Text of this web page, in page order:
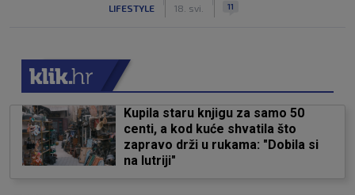
LIFESTYLE 18. svi. 11
Kupila staru knjigu za samo 50
centi, a kod kuće shvatila što
zapravo drži u rukama: "Dobila si
na lutriji"